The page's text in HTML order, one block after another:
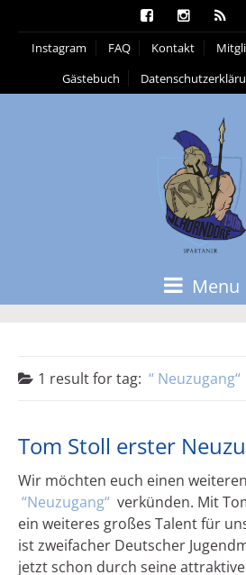
Instagram FAQ Kontakt
Gästebuch
Menu
1 result fortag: Neuzugang
Tom Stoll erster
Wir möchten euch einen
Neuzugang
verkünden. Mit
ein weiteres großes Talent für
ist zweifacher Deutscher
jetzt schon durch seine